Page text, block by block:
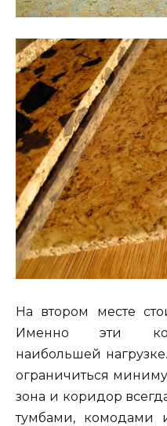
На втором месте
Именно эти
наибольшей
ограничиться
зона и коридор
тумбами, комодами